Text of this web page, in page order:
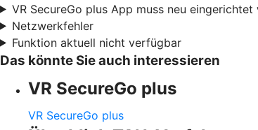
VR SecureGo plus App muss neu eingerichtet
Netzwerkfehler
Funktion aktuell nicht verfügbar
Das könnte Sie auch interessieren
VR SecureGo plus
VR SecureGo plus